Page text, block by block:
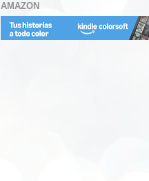
AMAZON